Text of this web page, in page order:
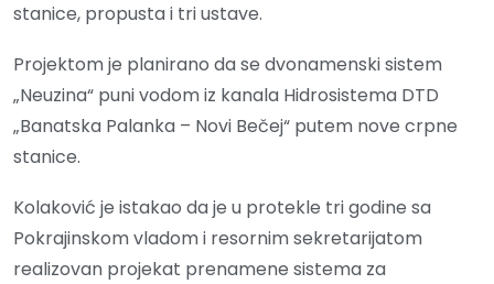
stanice, propusta i tri ustave.
Projektom je planirano da se dvonamenski sistem
„Neuzina“ puni vodom iz kanala Hidrosistema DTD
„Banatska Palanka – Novi Bečej“ putem nove crpne
stanice.
Kolaković je istakao da je u protekle tri godine sa
Pokrajinskom vladom i resornim sekretarijatom
realizovan projekat prenamene sistema za